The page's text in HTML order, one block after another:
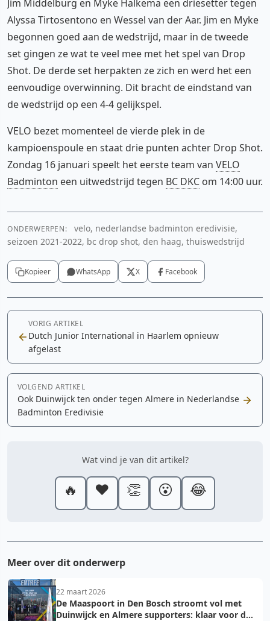
Jim Middelburg en Myke Halkema een driesetter tegen
Alyssa Tirtosentono en Wessel van der Aar. Jim en Myke
begonnen goed aan de wedstrijd, maar in de tweede
set gingen ze wat te veel mee met het spel van Drop
Shot. De derde set herpakten ze zich en werd het een
eenvoudige overwinning. Dit bracht de eindstand van
de wedstrijd op een 4-4 gelijkspel.
VELO bezet momenteel de vierde plek in de
kampioenspoule en staat drie punten achter Drop Shot.
Zondag 16 januari speelt het eerste team van VELO
Badminton een uitwedstrijd tegen BC DKC om 14:00 uur.
ONDERWERPEN:
velo, nederlandse badminton eredivisie,
seizoen 2021-2022, bc drop shot, den haag, thuiswedstrijd
Kopieer WhatsApp X Facebook
VORIG ARTIKEL
Dutch Junior International in Haarlem opnieuw
afgelast
VOLGEND ARTIKEL
Ook Duinwijck ten onder tegen Almere in Nederlandse
Badminton Eredivisie
Wat vind je van dit artikel?
🔥 ❤️ 👏 😮 😂
Meer over dit onderwerp
22 maart 2026
De Maaspoort in Den Bosch stroomt vol met
Duinwijck en Almere supporters: klaar voor de